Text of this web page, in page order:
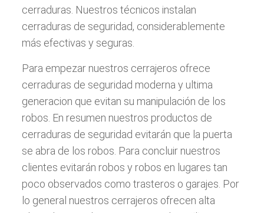
cerraduras. Nuestros técnicos instalan
cerraduras de seguridad, considerablemente
más efectivas y seguras.
Para empezar nuestros cerrajeros ofrece
cerraduras de seguridad moderna y ultima
generacion que evitan su manipulación de los
robos. En resumen nuestros productos de
cerraduras de seguridad evitarán que la puerta
se abra de los robos. Para concluir nuestros
clientes evitarán robos y robos en lugares tan
poco observados como trasteros o garajes. Por
lo general nuestros cerrajeros ofrecen alta